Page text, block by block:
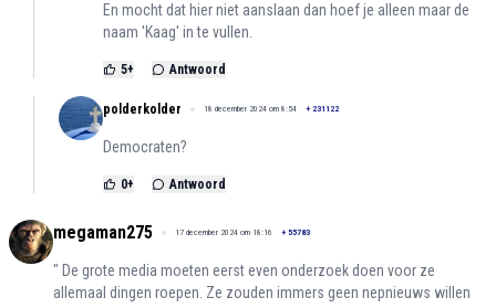
En mocht dat hier niet aanslaan dan hoef je alleen maar de
naam 'Kaag' in te vullen.
5+ Antwoord
polderkolder 18 december 2024 om 8:54 + 231122
Democraten?
0+ Antwoord
megaman275 17 december 2024 om 18:16 + 55783
" De grote media moeten eerst even onderzoek doen voor ze
allemaal dingen roepen. Ze zouden immers geen nepnieuws willen